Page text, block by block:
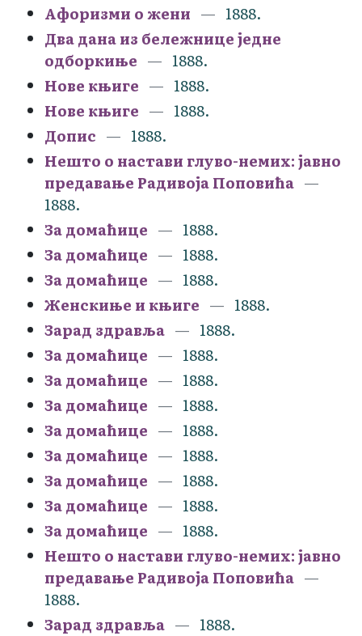
Афоризми о жени
1888.
Два дана из бележнице једне
одборкиње
1888.
Нове књиге
1888.
Нове књиге
1888.
Допис
1888.
Нешто о настави глуво-немих: јавно
предавање Радивоја Поповића
1888.
За домаћице
1888.
За домаћице
1888.
За домаћице
1888.
Женскиње и књиге
1888.
Зарад здравља
1888.
За домаћице
1888.
За домаћице
1888.
За домаћице
1888.
За домаћице
1888.
За домаћице
1888.
За домаћице
1888.
За домаћице
1888.
За домаћице
1888.
Нешто о настави глуво-немих: јавно
предавање Радивоја Поповића
1888.
Зарад здравља
1888.